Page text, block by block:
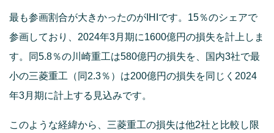
最も参画割合が大きかったのがIHIです。15％のシェアで
参画しており、2024年3月期に1600億円の損失を計上しま
す。同5.8％の川崎重工は580億円の損失を、国内3社で最
小の三菱重工（同2.3％）は200億円の損失を同じく2024
年3月期に計上する見込みです。
このような経緯から、三菱重工の損失は他2社と比較し限